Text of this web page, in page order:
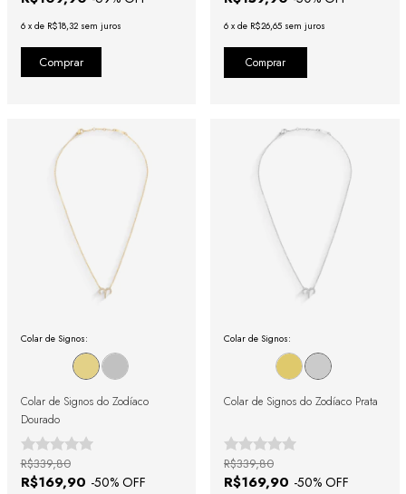
6 x de R$18,32 sem juros 6 x de R$26,65 sem juros
Comprar
Colar de Signos:
Colar de Signos do Zodíaco
Dourado
R$169,90 -50% OFF
R$339,80
Colar de Signos:
Colar de Signos do Zodíaco Prata
R$169,90 -50% OFF
R$339,80